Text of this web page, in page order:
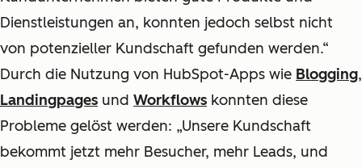
Dienstleistungen an, konnten jedoch selbst nicht
von potenzieller Kundschaft gefunden werden.“
Durch die Nutzung von HubSpot-Apps wie Blogging,
Landingpages und Workflows konnten diese
Probleme gelöst werden: „Unsere Kundschaft
bekommt jetzt mehr Besucher, mehr Leads, und